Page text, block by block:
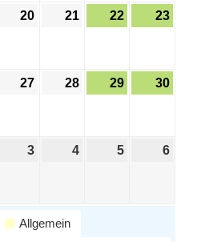
20 21 22 23
27 28 29 30
3 4 5 6
Allgemein